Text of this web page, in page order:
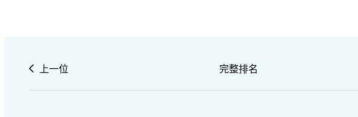
上一位 完整排名